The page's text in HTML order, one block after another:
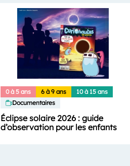
0 à 5 ans 6 à 9 ans
10 à 15 ans
Documentaires
Éclipse solaire 2026 : guide
d’observation pour les enfants